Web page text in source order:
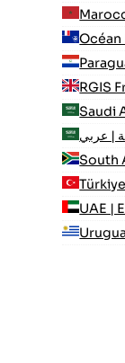
Océan
RGIS
Saudi
| عربي
South
UAE |